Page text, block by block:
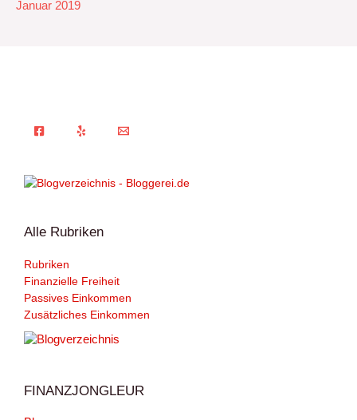
Januar 2019
Alle Rubriken
Rubriken
Finanzielle Freiheit
Passives Einkommen
Zusätzliches Einkommen
FINANZJONGLEUR